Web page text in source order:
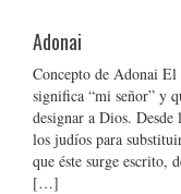
Adonai
Concepto de Adonai El
significa “mi señor” y
designar a Dios.
los judíos para
que éste surge escrito,
[…]